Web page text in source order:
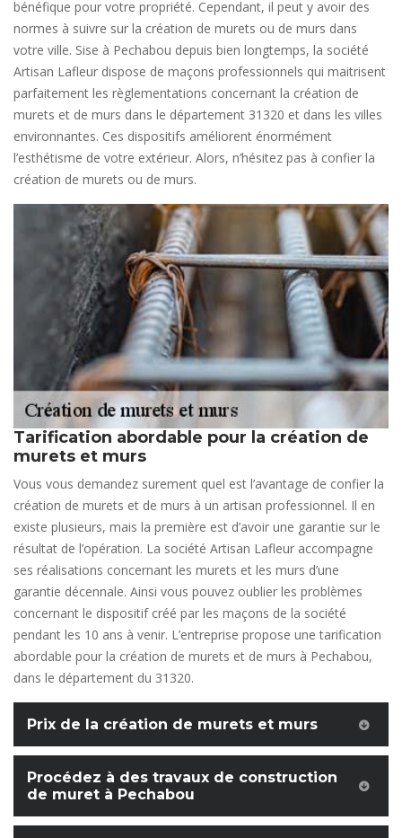
bénéfique pour votre propriété. Cependant, il peut y avoir des
normes à suivre sur la création de murets ou de murs dans
votre ville. Sise à Pechabou depuis bien longtemps, la société
Artisan Lafleur dispose de maçons professionnels qui maitrisent
parfaitement les règlementations concernant la création de
murets et de murs dans le département 31320 et dans les villes
environnantes. Ces dispositifs améliorent énormément
l’esthétisme de votre extérieur. Alors, n’hésitez pas à confier la
création de murets ou de murs.
Tarification abordable pour la création de
murets et murs
Vous vous demandez surement quel est l’avantage de confier la
création de murets et de murs à un artisan professionnel. Il en
existe plusieurs, mais la première est d’avoir une garantie sur le
résultat de l’opération. La société Artisan Lafleur accompagne
ses réalisations concernant les murets et les murs d’une
garantie décennale. Ainsi vous pouvez oublier les problèmes
concernant le dispositif créé par les maçons de la société
pendant les 10 ans à venir. L’entreprise propose une tarification
abordable pour la création de murets et de murs à Pechabou,
dans le département du 31320.
Prix de la création de murets et murs
Procédez à des travaux de construction
de muret à Pechabou